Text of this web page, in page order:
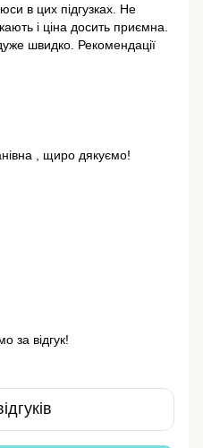
в цих підгузках. Не
і ціна досить приємна.
швидко. Рекомендації
, щиро дякуємо!
за відгук!